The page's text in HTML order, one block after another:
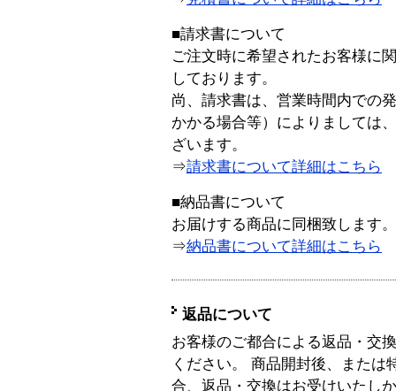
■請求書について
ご注文時に希望されたお客様に
しております。
尚、請求書は、営業時間内での
かかる場合等）によりましては
ざいます。
⇒請求書について詳細はこちら
■納品書について
お届けする商品に同梱致します。
⇒納品書について詳細はこちら
返品について
お客様のご都合による返品・交
ください。 商品開封後、または
合、返品・交換はお受けいたし